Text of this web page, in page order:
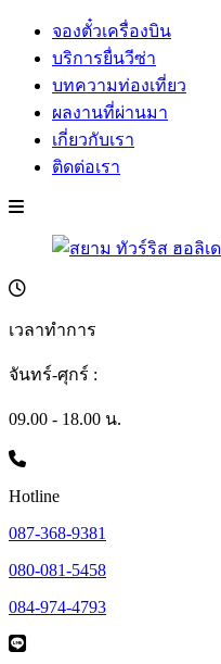
จองตั๋วเครื่องบิน
บริการยื่นวีซ่า
บทความท่องเที่ยว
ผลงานที่ผ่านมา
เกี่ยวกับเรา
ติดต่อเรา
เวลาทำการ
จันทร์-ศุกร์ :
09.00 - 18.00 น.
Hotline
087-368-9381
080-081-5458
084-974-4793